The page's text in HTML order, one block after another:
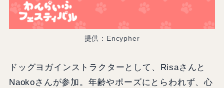
提供：Encypher
ドッグヨガインストラクターとして、Risaさんと
Naokoさんが参加。年齢やポーズにとらわれず、心